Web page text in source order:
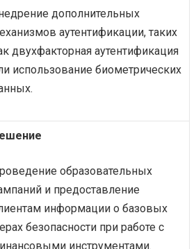
дополнительных
аутентификации, таких
двухфакторная аутентификация
использование биометрических
образовательных
и предоставление
информации о базовых
безопасности при работе с
инструментами.